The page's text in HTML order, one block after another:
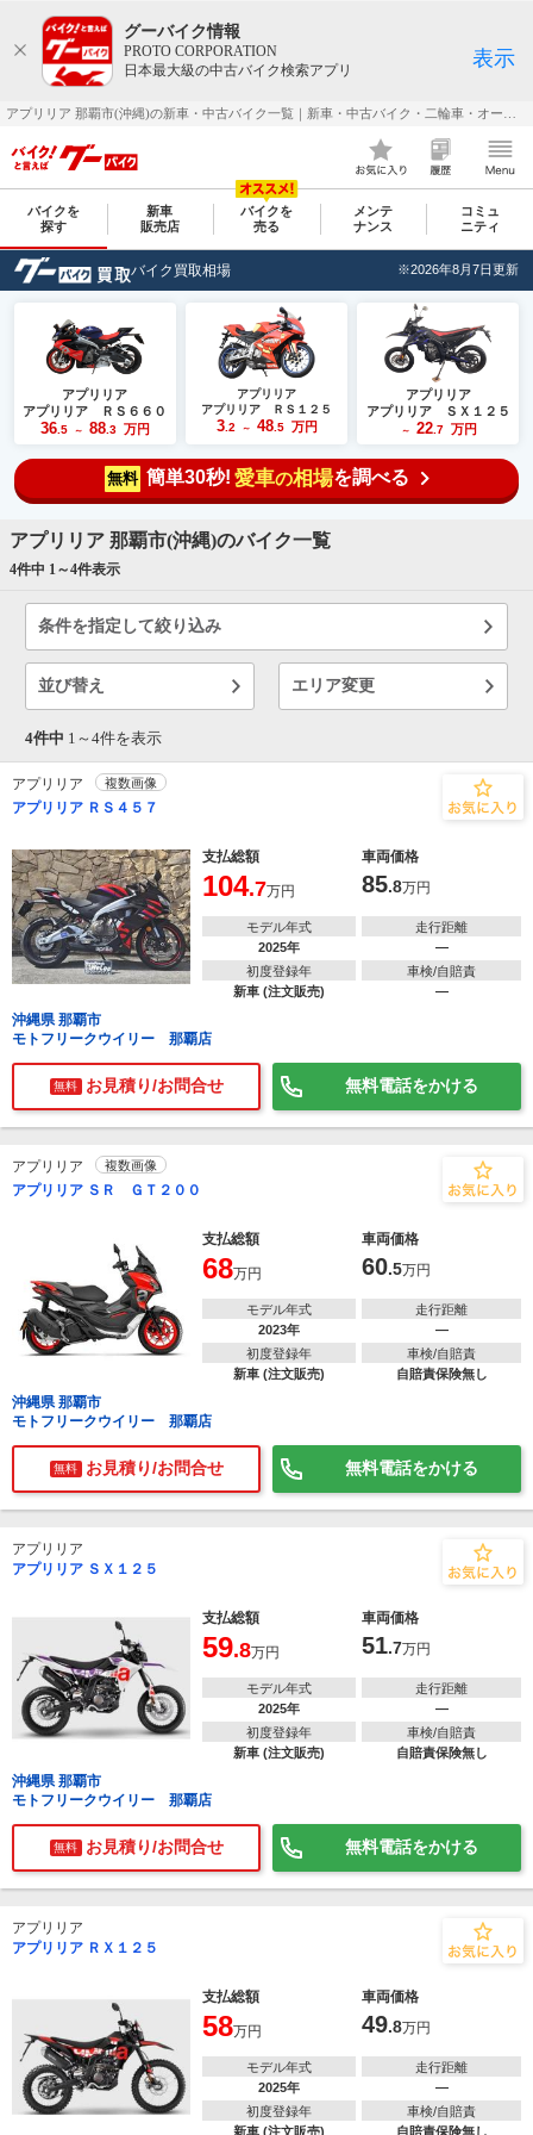
グーバイク情報
PROTO CORPORATION
日本最大級の中古バイク検索アプリ
表示
バイクを
探す
新車
販売店
バイクを
売る
メンテ
ナンス
コミュ
ニティ
バイク買取相場 ※2026年8月7日更新
アプリリア
アプリリア ＲＳ６６０
36.5 ～ 88.3 万円
アプリリア
アプリリア ＲＳ１２５
3.2 ～ 48.5 万円
アプリリア
アプリリア ＳＸ１２５
～ 22.7 万円
無料 簡単30秒! 愛車の相場を調べる
アプリリア 那覇市(沖縄)のバイク一覧
4件中 1～4件表示
条件を指定して絞り込み
並び替え エリア変更
4件中 1～ 4件を表示
アプリリア 複数画像
アプリリア ＲＳ４５７
支払総額 車両価格
104.7万円 85.8万円
モデル年式
2025年
走行距離
―
初度登録年
新車 (注文販売)
車検/自賠責
―
沖縄県 那覇市
モトフリークウイリー 那覇店
無料 お見積り/お問合せ 無料電話をかける
アプリリア 複数画像
アプリリア ＳＲ ＧＴ２００
支払総額 車両価格
68万円 60.5万円
モデル年式
2023年
走行距離
―
初度登録年
新車 (注文販売)
車検/自賠責
自賠責保険無し
沖縄県 那覇市
モトフリークウイリー 那覇店
無料 お見積り/お問合せ 無料電話をかける
アプリリア
アプリリア ＳＸ１２５
支払総額 車両価格
59.8万円 51.7万円
モデル年式
2025年
走行距離
―
初度登録年
新車 (注文販売)
車検/自賠責
自賠責保険無し
沖縄県 那覇市
モトフリークウイリー 那覇店
無料 お見積り/お問合せ 無料電話をかける
アプリリア
アプリリア ＲＸ１２５
支払総額 車両価格
58万円 49.8万円
モデル年式
2025年
走行距離
―
初度登録年
新車 (注文販売)
車検/自賠責
自賠責保険無し
車種選択するだけ、かんたん相場検索
まずはメーカーを選択する